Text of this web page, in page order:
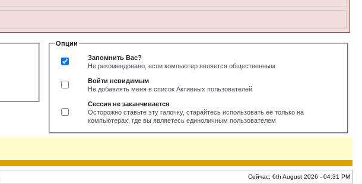
Опции
Запомнить Вас?
Не рекомендовано, если компьютер является общественным
Войти невидимым
Не добавлять меня в список Активных пользователей
Сессия не заканчивается
Осторожно ставьте эту галочку, старайтесь использовать её только на
компьютерах, где вы являетесь единоличным пользователем
Сейчас: 6th August 2026 - 04:31 PM